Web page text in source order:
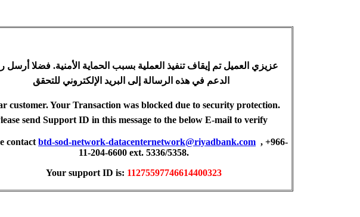
عزيزي العميل تم إيقاف تنفيذ العملية بسبب الحماية الأمنية. فضلا أرسل
customer. Your Transaction was blocked due to security protection.
send Support ID in this message to the below E-mail to verify
contact btd-sod-network-datacenternetwork@riyadbank.com , +966-
11-204-6600 ext. 5336/5358.
Your support ID is: 11275597746614400323